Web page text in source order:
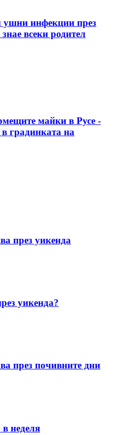
ушни инфекции през
всеки родител
майки в Русе -
градинката на
през уикенда
уикенда?
през почивните дни
неделя